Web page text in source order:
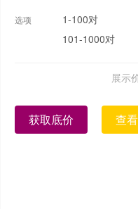
选项 1-100对
101-1000对
展示
获取底价 查